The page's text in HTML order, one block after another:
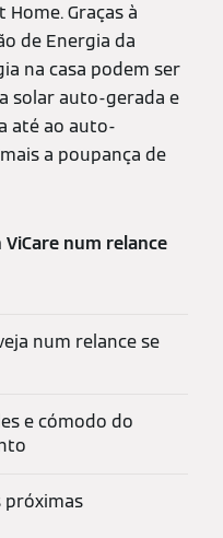
Graças à
de Energia da
na casa podem ser
solar auto-gerada e
até ao auto-
a poupança de
num relance
num relance se
e cómodo do
próximas